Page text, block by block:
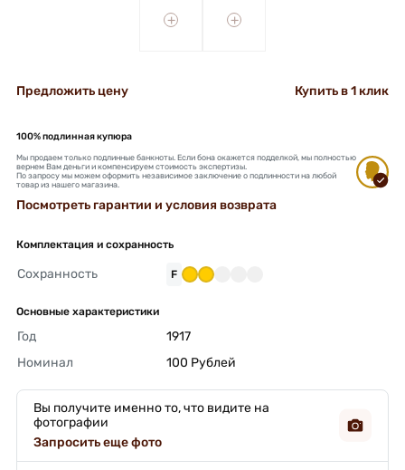
+ +
Предложить цену Купить в 1 клик
100% подлинная купюра
Мы продаем только подлинные банкноты. Если бона окажется подделкой, мы полностью
вернем Вам деньги и компенсируем стоимость экспертизы.
По запросу мы можем оформить независимое заключение о подлинности на любой
товар из нашего магазина.
Посмотреть гарантии и условия возврата
Комплектация и сохранность
Сохранность F
Основные характеристики
Год
1917
Номинал
100 Рублей
Вы получите именно то, что видите на
фотографии
Запросить еще фото